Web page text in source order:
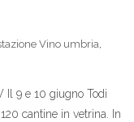
Vino umbria,
Il 9 e 10 giugno Todi
cantine in vetrina. In